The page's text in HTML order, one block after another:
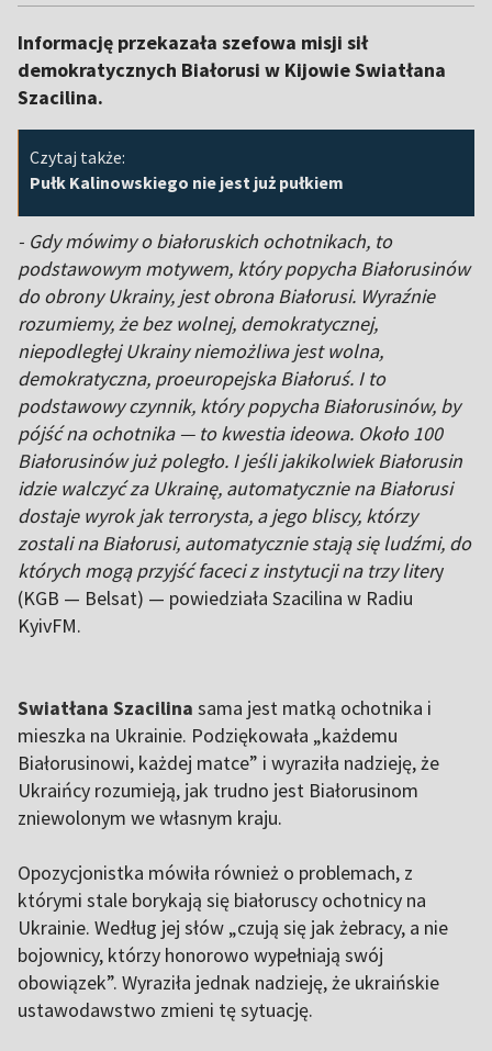
Informację przekazała szefowa misji sił
demokratycznych Białorusi w Kijowie Swiatłana
Szacilina.
Czytaj także:
Pułk Kalinowskiego nie jest już pułkiem
- Gdy mówimy o białoruskich ochotnikach, to
podstawowym motywem, który popycha Białorusinów
do obrony Ukrainy, jest obrona Białorusi. Wyraźnie
rozumiemy, że bez wolnej, demokratycznej,
niepodległej Ukrainy niemożliwa jest wolna,
demokratyczna, proeuropejska Białoruś. I to
podstawowy czynnik, który popycha Białorusinów, by
pójść na ochotnika — to kwestia ideowa. Około 100
Białorusinów już poległo. I jeśli jakikolwiek Białorusin
idzie walczyć za Ukrainę, automatycznie na Białorusi
dostaje wyrok jak terrorysta, a jego bliscy, którzy
zostali na Białorusi, automatycznie stają się ludźmi, do
których mogą przyjść faceci z instytucji na trzy litery
(KGB — Belsat) — powiedziała Szacilina w Radiu
KyivFM.
Swiatłana Szacilina sama jest matką ochotnika i
mieszka na Ukrainie. Podziękowała „każdemu
Białorusinowi, każdej matce” i wyraziła nadzieję, że
Ukraińcy rozumieją, jak trudno jest Białorusinom
zniewolonym we własnym kraju.
Opozycjonistka mówiła również o problemach, z
którymi stale borykają się białoruscy ochotnicy na
Ukrainie. Według jej słów „czują się jak żebracy, a nie
bojownicy, którzy honorowo wypełniają swój
obowiązek”. Wyraziła jednak nadzieję, że ukraińskie
ustawodawstwo zmieni tę sytuację.